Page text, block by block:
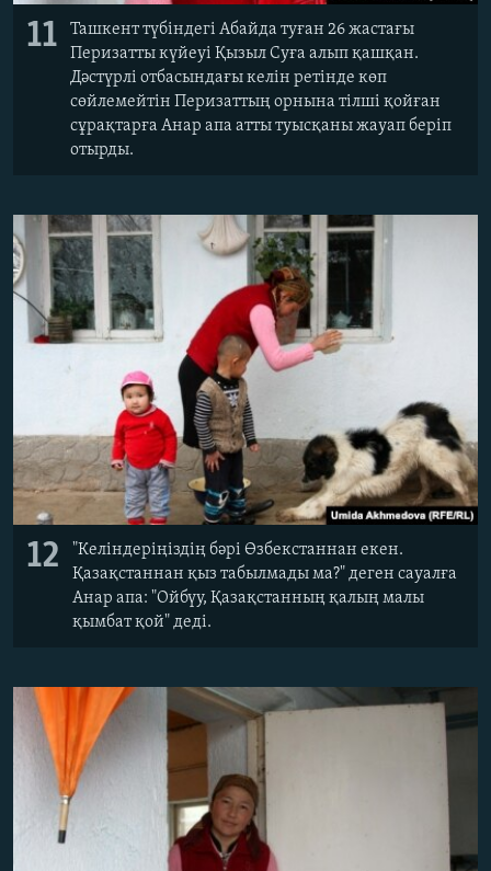
11
Ташкент түбіндегі Абайда туған 26 жастағы
Перизатты күйеуі Қызыл Суға алып қашқан.
Дәстүрлі отбасындағы келін ретінде көп
сөйлемейтін Перизаттың орнына тілші қойған
сұрақтарға Анар апа атты туысқаны жауап беріп
отырды.
12
"Келіндеріңіздің бәрі Өзбекстаннан екен.
Қазақстаннан қыз табылмады ма?" деген сауалға
Анар апа: "Ойбүу, Қазақстанның қалың малы
қымбат қой" деді.